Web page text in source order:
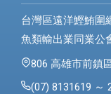
台灣區遠洋鰹鮪圍
魚類輸出業同業公
806 高雄市前鎮
(07) 8131619 ～